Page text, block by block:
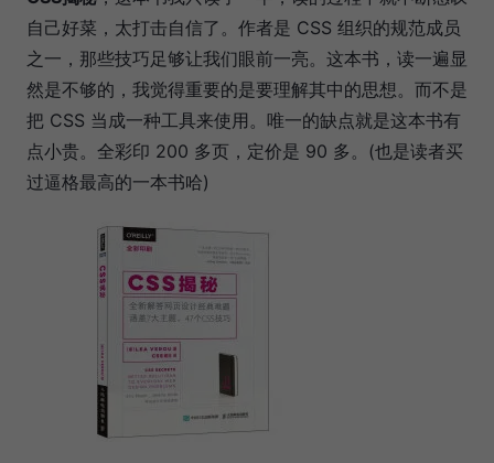
自己好菜，太打击自信了。作者是 CSS 组织的规范成员
之一，那些技巧足够让我们眼前一亮。这本书，读一遍显
然是不够的，我觉得重要的是要理解其中的思想。而不是
把 CSS 当成一种工具来使用。唯一的缺点就是这本书有
点小贵。全彩印 200 多页，定价是 90 多。(也是读者买
过逼格最高的一本书哈)